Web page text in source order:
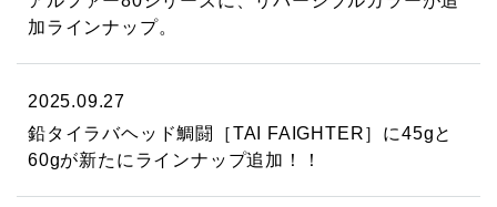
加ラインナップ。
2025.09.27
鉛タイラバヘッド鯛闘［TAI FAIGHTER］に45gと
60gが新たにラインナップ追加！！